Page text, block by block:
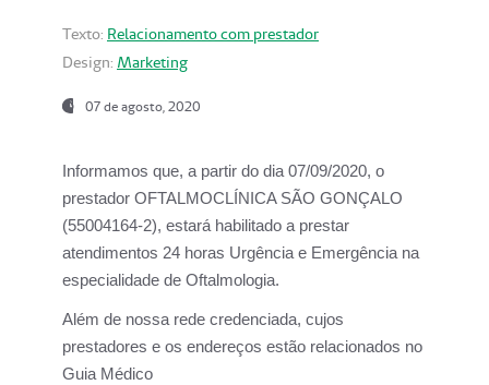
Texto: Relacionamento com prestador
Design: Marketing
07 de agosto, 2020
Informamos que, a partir do dia07/09/2020, o
prestador OFTALMOCLÍNICA SÃO GONÇALO
(55004164-2), estará habilitado a prestar
atendimentos 24 horas Urgência e Emergência na
especialidade de Oftalmologia.
Além de nossa rede credenciada, cujos
prestadores e os endereços estão relacionados no
Guia Médico